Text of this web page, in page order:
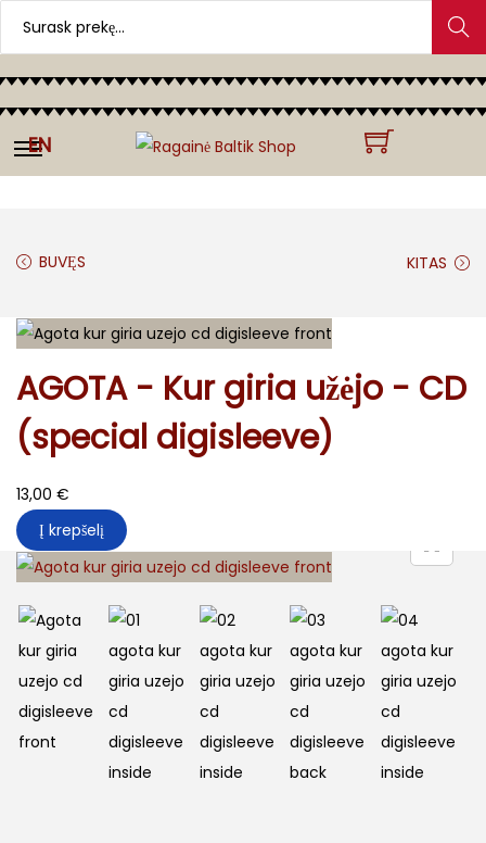
Search
EN
BUVĘS KITAS
AGOTA - Kur giria užėjo - CD
(special digisleeve)
13,00 €
Į krepšelį